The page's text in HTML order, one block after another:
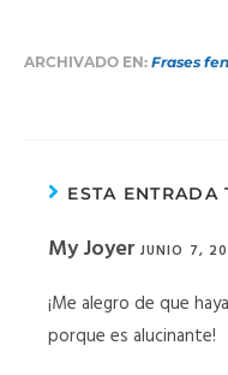
ARCHIVADO EN: Frases
ESTA ENTRADA
My Joyer JUNIO 7,
¡Me alegro de que
porque es alucinante!